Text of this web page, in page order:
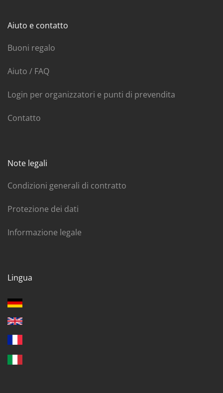
Aiuto e contatto
Buoni regalo
Aiuto / FAQ
Login per organizzatori e punti di prevendita
Contatto
Note legali
Condizioni generali di contratto
Protezione dei dati
Informazione legale
Lingua